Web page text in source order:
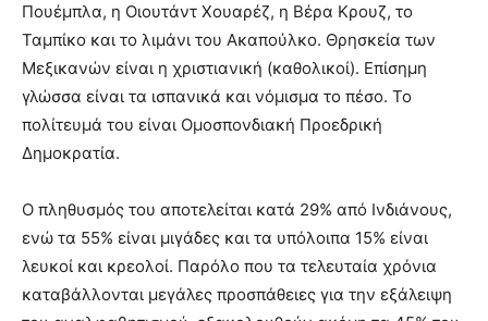
Πουέμπλα, η Οιουτάντ Χουαρέζ, η Βέρα Κρουζ, το
Ταμπίκο και το λιμάνι του Ακαπούλκο. Θρησκεία των
Μεξικανών είναι η χριστιανική (καθολικοί). Επίσημη
γλώσσα είναι τα ισπανικά και νόμισμα το πέσο. Το
πολίτευμά του είναι Ομοσπονδιακή Προεδρική
Δημοκρατία.
Ο πληθυσμός του αποτελείται κατά 29% από Ινδιάνους,
ενώ τα 55% είναι μιγάδες και τα υπόλοιπα 15% είναι
λευκοί και κρεολοί. Παρόλο που τα τελευταία χρόνια
καταβάλλονται μεγάλες προσπάθειες για την εξάλειψη